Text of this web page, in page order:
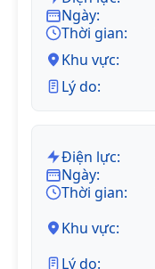
Ngày:
Thời gian:
Khu vực:
Lý do:
Điện lực:
Ngày:
Thời gian:
Khu vực:
Lý do: